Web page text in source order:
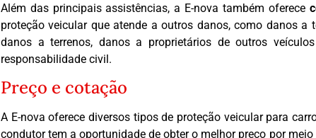
Além das principais assistências, a E-nova também oferece
proteção veicular que atende a outros danos, como danos a
danos a terrenos, danos a proprietários de outros
responsabilidade civil.
Preço e cotação
A E-nova oferece diversos tipos de proteção veicular para
condutor tem a oportunidade de obter o melhor preço por meio